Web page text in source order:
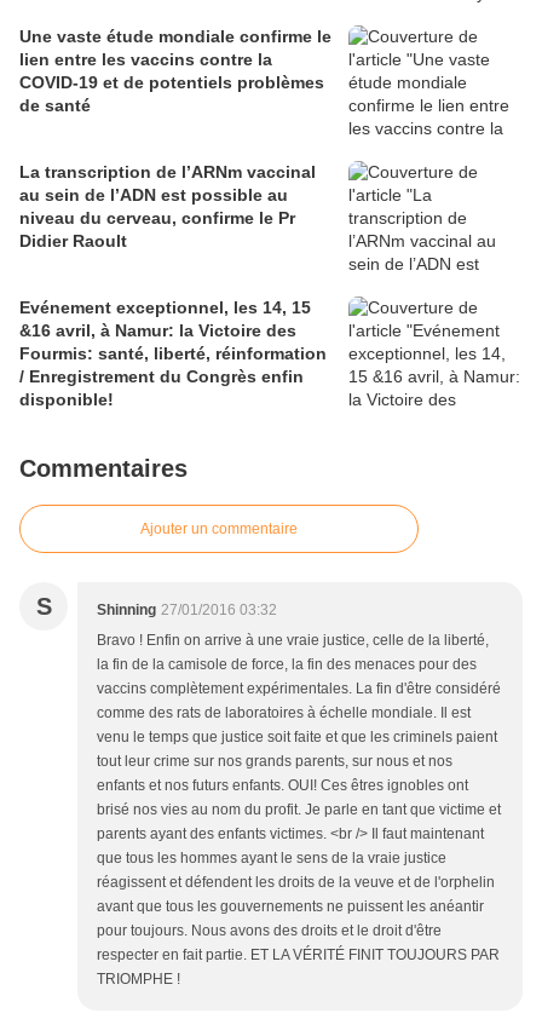
Une vaste étude mondiale confirme le
lien entre les vaccins contre la
COVID-19 et de potentiels problèmes
de santé
La transcription de l’ARNm vaccinal
au sein de l’ADN est possible au
niveau du cerveau, confirme le Pr
Didier Raoult
Evénement exceptionnel, les 14, 15
&16 avril, à Namur: la Victoire des
Fourmis: santé, liberté, réinformation
/ Enregistrement du Congrès enfin
disponible!
Commentaires
Ajouter un commentaire
S Shinning 27/01/2016 03:32
Bravo ! Enfin on arrive à une vraie justice, celle de la liberté,
la fin de la camisole de force, la fin des menaces pour des
vaccins complètement expérimentales. La fin d'être considéré
comme des rats de laboratoires à échelle mondiale. Il est
venu le temps que justice soit faite et que les criminels paient
tout leur crime sur nos grands parents, sur nous et nos
enfants et nos futurs enfants. OUI! Ces êtres ignobles ont
brisé nos vies au nom du profit. Je parle en tant que victime et
parents ayant des enfants victimes. <br /> Il faut maintenant
que tous les hommes ayant le sens de la vraie justice
réagissent et défendent les droits de la veuve et de l'orphelin
avant que tous les gouvernements ne puissent les anéantir
pour toujours. Nous avons des droits et le droit d'être
respecter en fait partie. ET LA VÉRITÉ FINIT TOUJOURS PAR
TRIOMPHE !